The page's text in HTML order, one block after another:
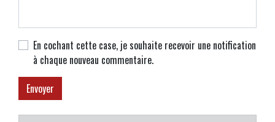
En cochant cette case, je souhaite recevoir une notification
à chaque nouveau commentaire.